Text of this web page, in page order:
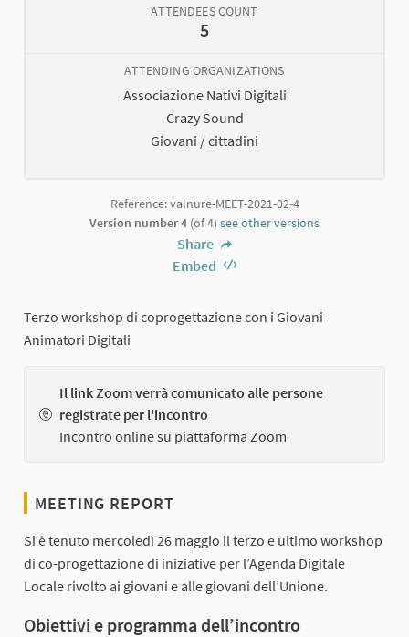
ATTENDEES COUNT
5
ATTENDING ORGANIZATIONS
Associazione Nativi Digitali
Crazy Sound
Giovani / cittadini
Reference: valnure-MEET-2021-02-4
Version number 4 (of 4) see other versions
Share
Embed
Terzo workshop di coprogettazione con i Giovani
Animatori Digitali
Il link Zoom verrà comunicato alle persone
registrate per l'incontro
Incontro online su piattaforma Zoom
MEETING REPORT
Si è tenuto mercoledì 26 maggio il terzo e ultimo workshop
di co-progettazione di iniziative per l’Agenda Digitale
Locale rivolto ai giovani e alle giovani dell’Unione.
Obiettivi e programma dell’incontro